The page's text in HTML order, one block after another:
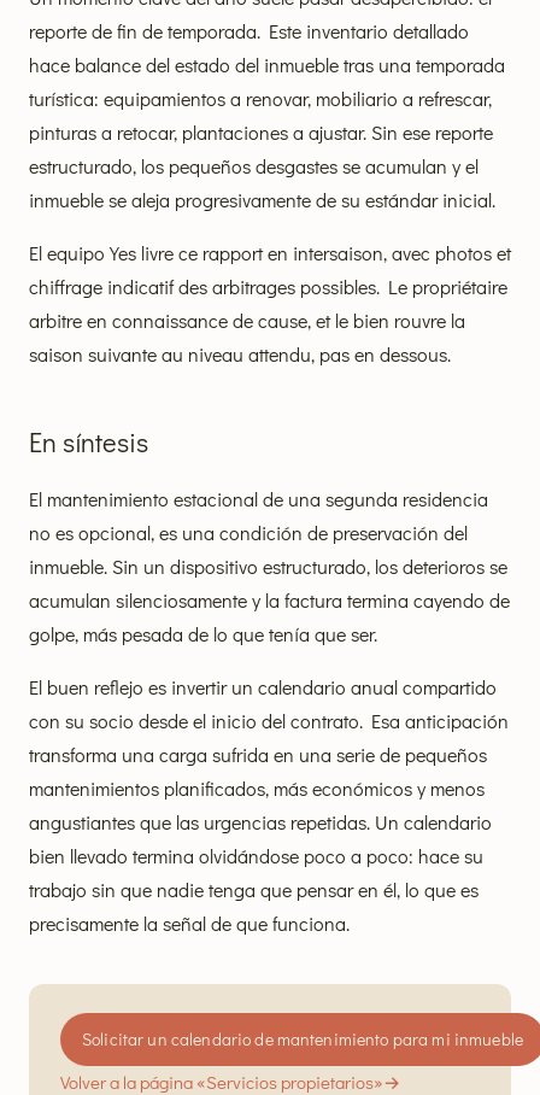
reporte de fin de temporada. Este inventario detallado
hace balance del estado del inmueble tras una temporada
turística: equipamientos a renovar, mobiliario a refrescar,
pinturas a retocar, plantaciones a ajustar. Sin ese reporte
estructurado, los pequeños desgastes se acumulan y el
inmueble se aleja progresivamente de su estándar inicial.
El equipo Yes livre ce rapport en intersaison, avec photos et
chiffrage indicatif des arbitrages possibles. Le propriétaire
arbitre en connaissance de cause, et le bien rouvre la
saison suivante au niveau attendu, pas en dessous.
En síntesis
El mantenimiento estacional de una segunda residencia
no es opcional, es una condición de preservación del
inmueble. Sin un dispositivo estructurado, los deterioros se
acumulan silenciosamente y la factura termina cayendo de
golpe, más pesada de lo que tenía que ser.
El buen reflejo es invertir un calendario anual compartido
con su socio desde el inicio del contrato. Esa anticipación
transforma una carga sufrida en una serie de pequeños
mantenimientos planificados, más económicos y menos
angustiantes que las urgencias repetidas. Un calendario
bien llevado termina olvidándose poco a poco: hace su
trabajo sin que nadie tenga que pensar en él, lo que es
precisamente la señal de que funciona.
Solicitar un calendario de mantenimiento para mi inmueble
Volver a la página «Servicios propietarios»→